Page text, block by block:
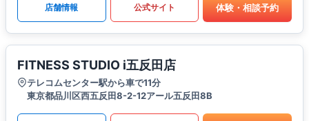
店舗情報 公式サイト 体験・相談予約
FITNESS STUDIO i五反田店
テレコムセンター駅から車で11分
東京都品川区西五反田8-2-12アール五反田8B